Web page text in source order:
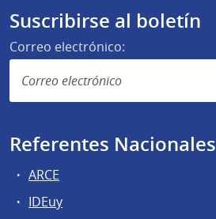
Suscribirse al boletín
Correo electrónico:
Referentes Nacionales
ARCE
IDEuy